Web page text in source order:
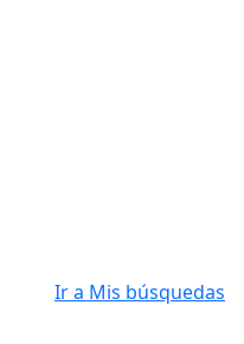
Ir a Mis búsquedas